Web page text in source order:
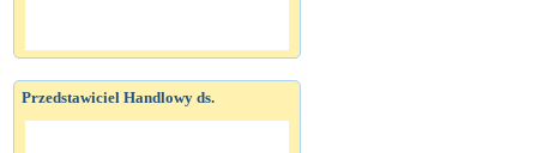
Przedstawiciel Handlowy ds.